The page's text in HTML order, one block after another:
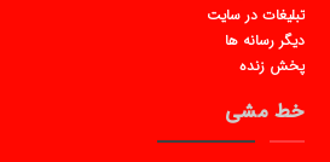
تبلیغات در سایت
دیگر رسانه ها
پخش زنده
خط مشی